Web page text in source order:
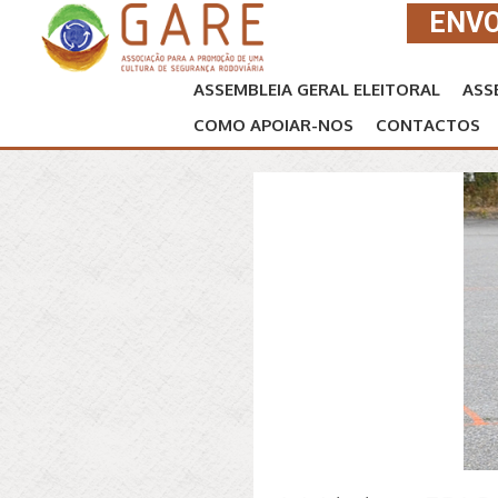
ASSEMBLEIA GERAL ELEITORAL
COMO APOIAR-NOS
CONTACTOS